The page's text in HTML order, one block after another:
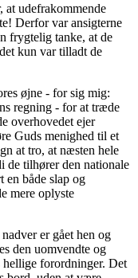
at udefrakommende
Derfor var ansigterne
frygtelig tanke, at de
kun var tilladt de
øjne - for sig mig:
regning - for at træde
overhovedet ejer
Guds menighed til et
at tro, at næsten hele
de tilhører den nationale
en både slap og
mere oplyste
er gået hen og
den uomvendte og
hellige forordninger. Det